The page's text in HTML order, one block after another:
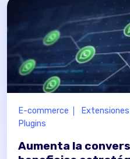
E-commerce Extensiones
Plugins
Aumenta la